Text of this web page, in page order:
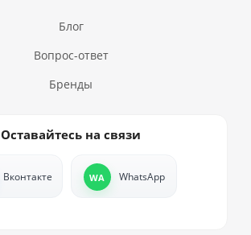
Блог
Вопрос-ответ
Бренды
Оставайтесь на связи
Вконтакте WhatsApp